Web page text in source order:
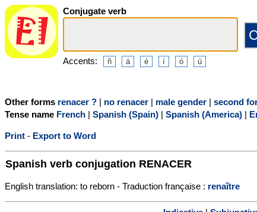
Conjugate verb
Accents:
Other forms renacer ? | no renacer | male gender | second
Tense name French | Spanish (Spain) | Spanish (America) |
Print - Export to Word
Spanish verb conjugation RENACER
English translation: to reborn - Traduction française : renaître